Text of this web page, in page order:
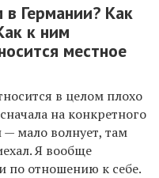
Германии? Как
к ним
местное
в целом плохо
на конкретного
— мало волнует, там
Я вообще
по отношению к себе.